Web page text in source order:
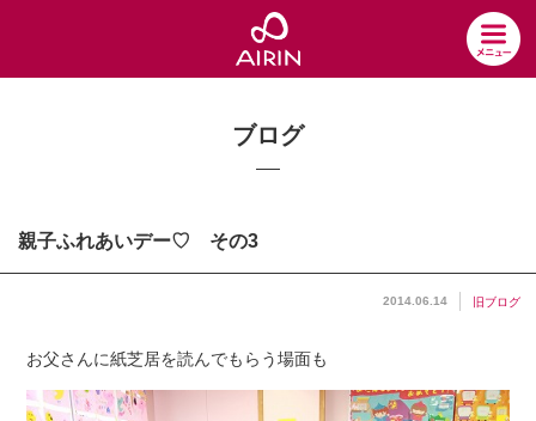
ブログ
親子ふれあいデー♡ その3
2014.06.14 旧ブログ
お父さんに紙芝居を読んでもらう場面も